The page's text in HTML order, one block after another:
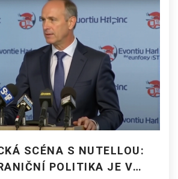
SCÉNA S NUTELLOU:
POLITIKA JE V